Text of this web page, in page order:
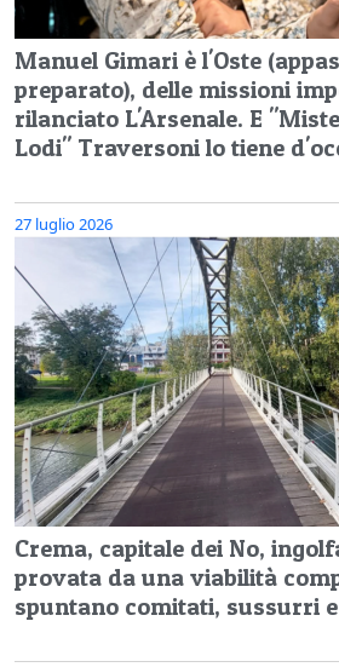
Manuel Gimari è l'Oste
preparato), delle missioni
rilanciato L'Arsenale. E
Lodi" Traversoni lo tiene
27 luglio 2026
Crema, capitale dei No,
provata da una viabilità
spuntano comitati, sussurri